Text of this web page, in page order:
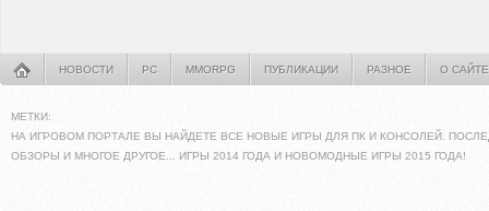
НОВОСТИ PC MMORPG ПУБЛИКАЦИИ РАЗНОЕ О САЙТЕ
МЕТКИ:
НА ИГРОВОМ ПОРТАЛЕ ВЫ НАЙДЕТЕ ВСЕ НОВЫЕ ИГРЫ ДЛЯ ПК И КОНСОЛЕЙ.
ОБЗОРЫ И МНОГОЕ ДРУГОЕ... ИГРЫ 2014 ГОДА И НОВОМОДНЫЕ ИГРЫ 2015 ГОДА!